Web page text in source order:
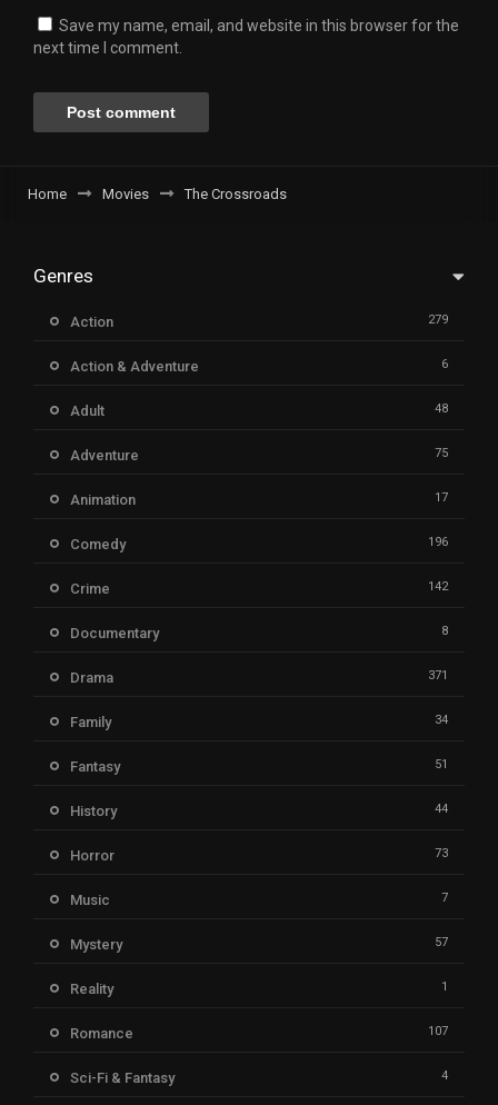
Save my name, email, and website in this browser for the
next time I comment.
Home Movies The Crossroads
Genres
Action 279
Action & Adventure 6
Adult 48
Adventure 75
Animation 17
Comedy 196
Crime 142
Documentary 8
Drama 371
Family 34
Fantasy 51
History 44
Horror 73
Music 7
Mystery 57
Reality 1
Romance 107
Sci-Fi & Fantasy 4